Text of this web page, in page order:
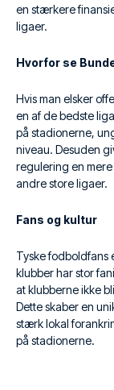
en stærkere
ligaer.
Hvorfor se
Hvis man elsker
en af de bedste
på stadionerne,
niveau. Desuden
regulering en
andre store ligaer.
Fans og kultur
Tyske fodboldfans
klubber har stor
at klubberne ikke
Dette skaber en
stærk lokal
på stadionerne.